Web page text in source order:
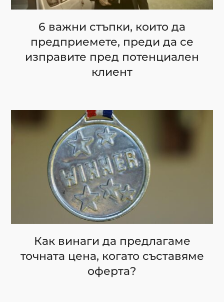
6 важни стъпки, които да
предприемете, преди да се
изправите пред потенциален
клиент
Как винаги да предлагаме
точната цена, когато съставяме
оферта?